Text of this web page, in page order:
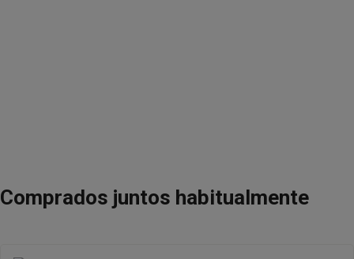
Comprados juntos habitualmente